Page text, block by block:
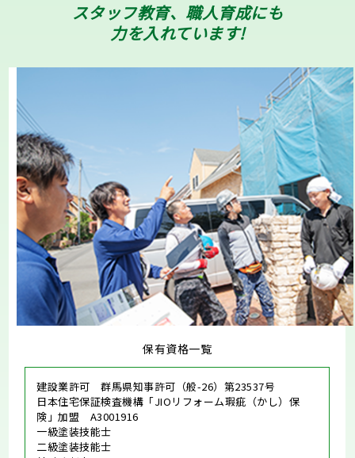
スタッフ教育、職人育成にも
力を入れています!
保有資格一覧
建設業許可 群馬県知事許可（般-26）第23537号
日本住宅保証検査機構「JIOリフォーム瑕疵（かし）保
険」加盟 A3001916
一級塗装技能士
二級塗装技能士